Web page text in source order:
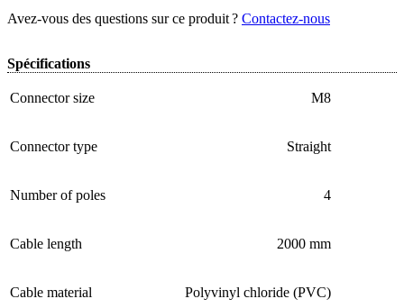
Avez‑vous des questions sur ce produit ? Contactez‑nous
Spécifications
Connector size M8
Connector type Straight
Number of poles 4
Cable length 2000 mm
Cable material Polyvinyl chloride (PVC)